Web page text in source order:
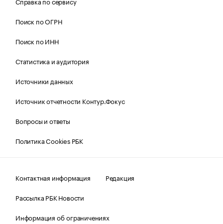
Поиск по ОГРН
Поиск по ИНН
Статистика и аудитория
Источники данных
Источник отчетности Контур.Фокус
Вопросы и ответы
Политика Cookies РБК
Контактная информация
Редакция
Рассылка РБК Новости
Информация об ограничениях